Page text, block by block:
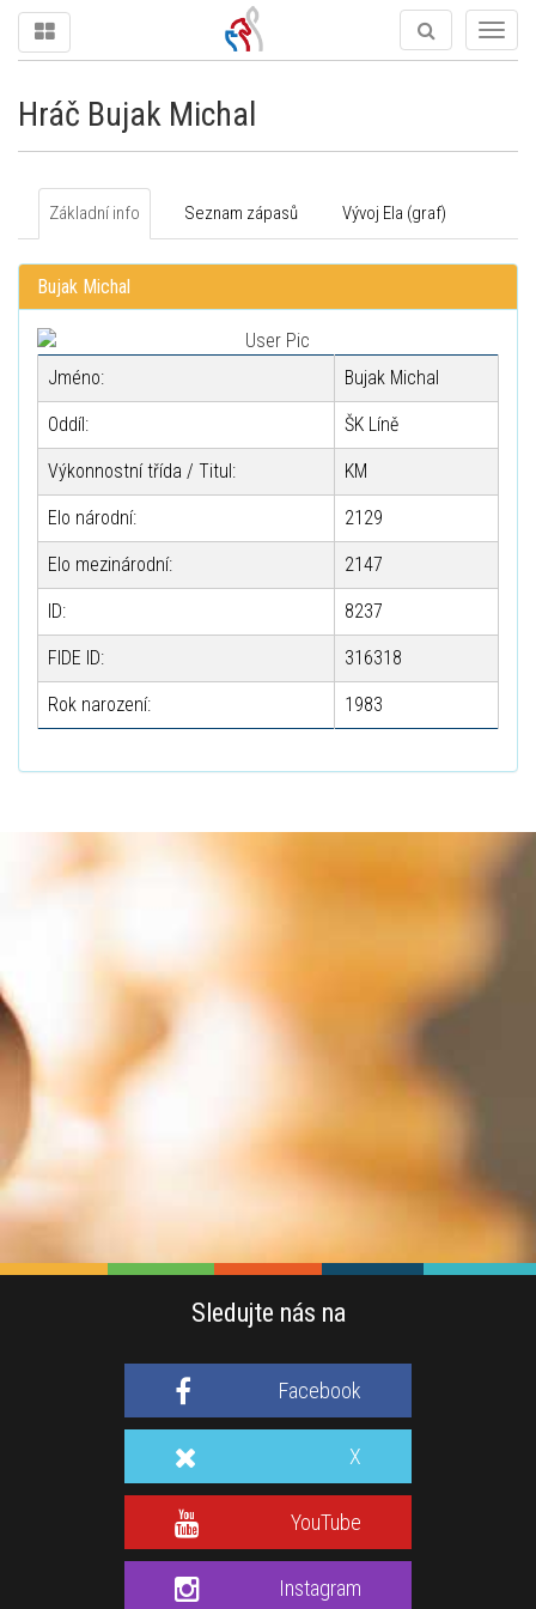
Hráč Bujak Michal
Základní info Seznam zápasů Vývoj Ela (graf)
Bujak Michal
Jméno: Bujak Michal
Oddíl: ŠK Líně
Výkonnostní třída / Titul: KM
Elo národní: 2129
Elo mezinárodní: 2147
ID: 8237
FIDE ID: 316318
Rok narození: 1983
Sledujte nás na
Facebook
X
YouTube
Instagram